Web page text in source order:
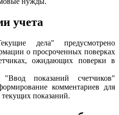
учета
дела" предусмотрено
о просроченных поверках
ожидающих поверки в
показаний счетчиков"
комментариев для
текущих показаний.